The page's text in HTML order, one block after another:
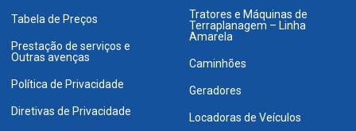
Tabela de Preços
Prestação de serviços e
Outras avenças
Política de Privacidade
Diretivas de Privacidade
Tratores e Máquinas de
Terraplanagem – Linha
Amarela
Caminhões
Geradores
Locadoras de Veículos